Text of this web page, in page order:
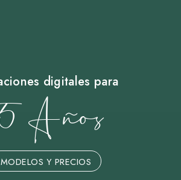
digitales para
Años
MODELOS Y PRECIOS